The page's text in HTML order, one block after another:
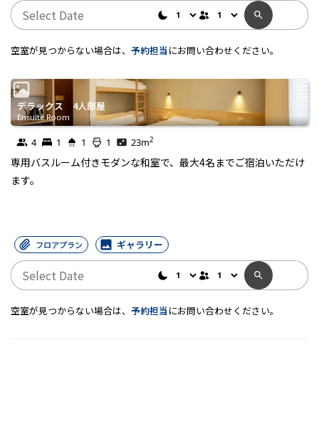
空室が見つからない場合は、 予約担当 にお問い合わせください。
デラックス 4人部屋
Ensuite Room
Ensuite Room
4 1 1 1 23m2
専用バスルーム付きモダンな和室で、最大4名までご宿泊いただけ
ます。
フロアプラン ギャラリー
空室が見つからない場合は、 予約担当 にお問い合わせください。